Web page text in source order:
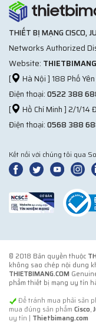
THIẾT BỊ MẠNG CISCO,
Networks Authorized
Website:
[
Hà Nội ] 188 Phố
Điện thoại:0522 388
[
Hồ Chí Minh ] 2/1/14
Điện thoại:0568 388
Kết nối với chúng tôi qua
© 2018 Bản quyền thuộc
không sao chép nội dung
THIETBIMANG.COM
phẩm thiết bị mạng uy tín
Để tránh mua phải sản
mua đúng sản phẩm Cisco,
uy tín | Thietbimang.com